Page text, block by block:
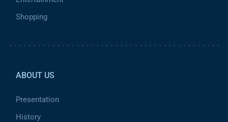
Shopping
ABOUT US
Presentation
History